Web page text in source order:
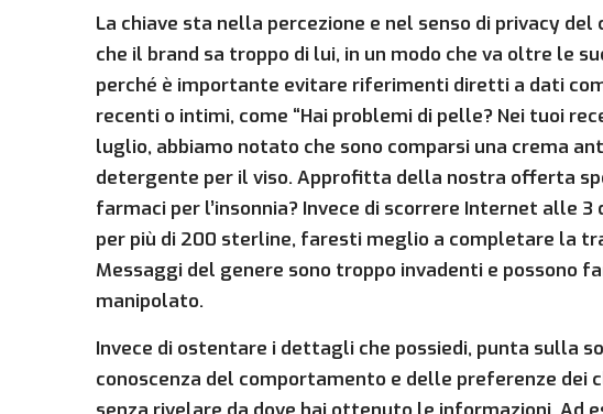
La chiave sta nella percezione e nel senso di privacy
che il brand sa troppo di lui, in un modo che va oltre le
perché è importante evitare riferimenti diretti a dati
recenti o intimi, come “Hai problemi di pelle? Nei tuoi
luglio, abbiamo notato che sono comparsi una crema
detergente per il viso. Approfitta della nostra offerta
farmaci per l’insonnia? Invece di scorrere Internet alle
per più di 200 sterline, faresti meglio a completare la
Messaggi del genere sono troppo invadenti e possono
manipolato.
Invece di ostentare i dettagli che possiedi, punta sulla
conoscenza del comportamento e delle preferenze dei